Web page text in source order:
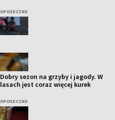
SPOŁECZNE
Dobry sezon na grzyby i jagody. W
lasach jest coraz więcej kurek
SPOŁECZNE